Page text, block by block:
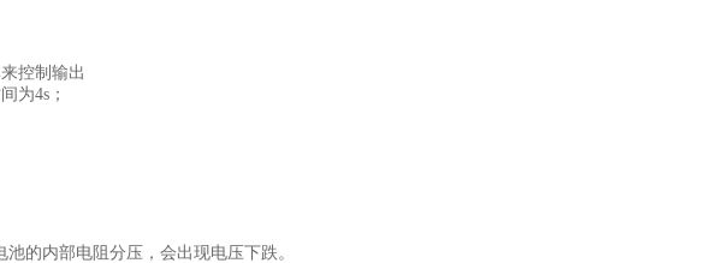
控制输出
为4s；
的内部电阻分压，会出现电压下跌。